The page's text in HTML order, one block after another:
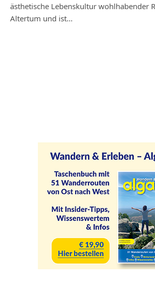
ästhetische Lebenskultur wohlhabender
Altertum und ist…